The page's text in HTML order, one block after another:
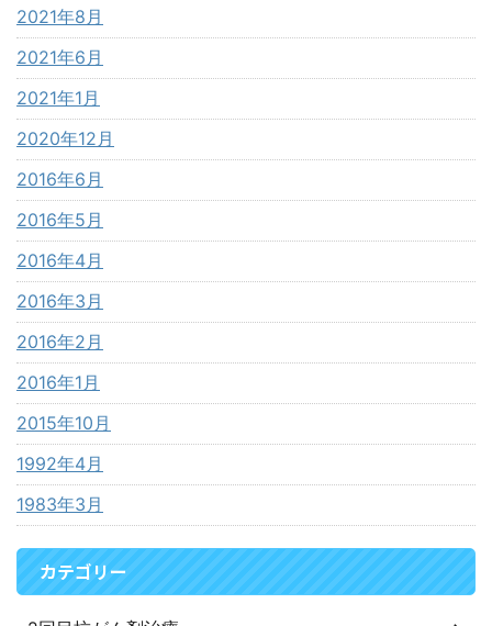
2021年8月
2021年6月
2021年1月
2020年12月
2016年6月
2016年5月
2016年4月
2016年3月
2016年2月
2016年1月
2015年10月
1992年4月
1983年3月
カテゴリー